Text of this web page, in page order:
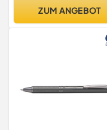
ZUM ANGEBOT